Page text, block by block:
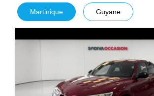
Martinique Guyane